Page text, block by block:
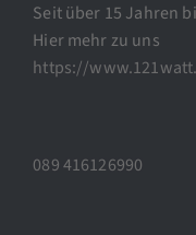
Seit über 15 Jahren
Hier mehr zu uns
https://
089 416126990